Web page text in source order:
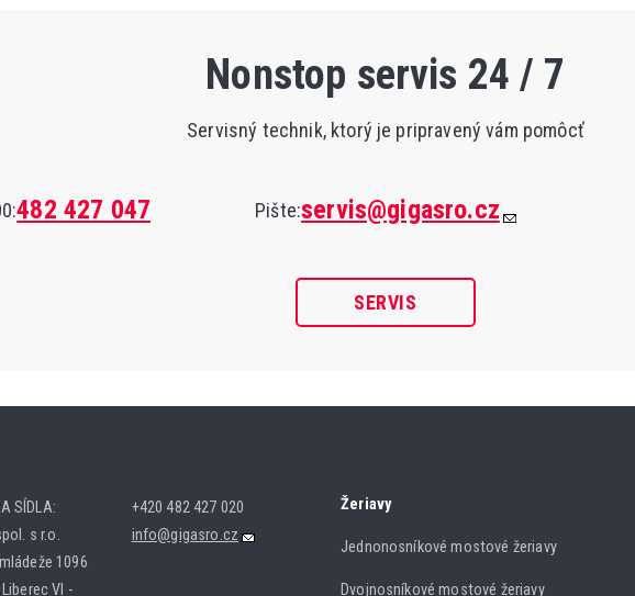
Nonstop servis 24 / 7
Servisný technik, ktorý je pripravený vám pomôcť
482 427 047 Pište:servis@gigasro.cz
SERVIS
SÍDLA:
s r.o.
1096
VI -
+420 482 427 020
info@gigasro.cz
Žeriavy
Jednonosníkové mostové žeriavy
Dvojnosníkové mostové žeriavy